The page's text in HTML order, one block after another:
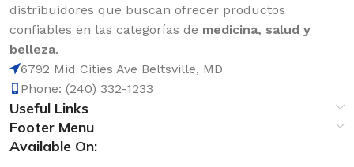
distribuidores que buscan ofrecer productos
confiables en las categorías de medicina, salud y
belleza.
6792 Mid Cities Ave Beltsville, MD
Phone: (240) 332-1233
Useful Links
Footer Menu
Available On: